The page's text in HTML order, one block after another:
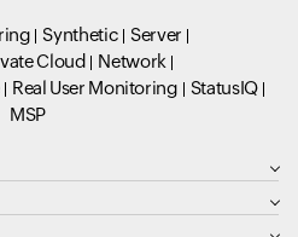
Synthetic
Server
Cloud
Network
Real User Monitoring
StatusIQ
MSP